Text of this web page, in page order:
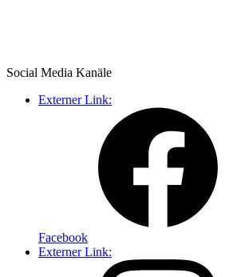
Social Media Kanäle
Externer Link:
Facebook
Externer Link: